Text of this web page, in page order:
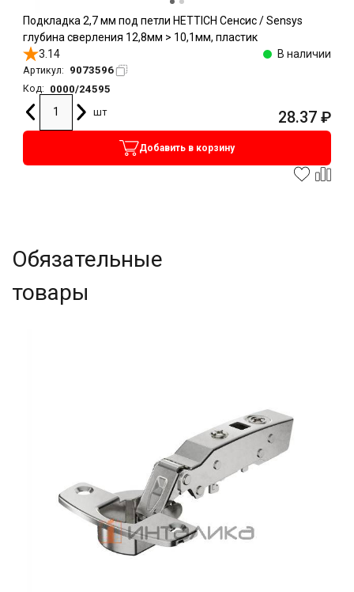
Подкладка 2,7 мм под петли HETTICH Сенсис / Sensys
глубина сверления 12,8мм > 10,1мм, пластик
3.14
В наличии
Артикул: 9073596
Код:
0000/24595
шт
28.37 ₽
Добавить в корзину
Обязательные
товары